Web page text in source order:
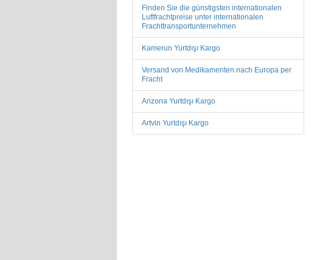
Finden Sie die günstigsten internationalen
Luftfrachtpreise unter internationalen
Frachttransportunternehmen
Kamerun Yurtdışı Kargo
Versand von Medikamenten nach Europa per
Fracht
Arizona Yurtdışı Kargo
Artvin Yurtdışı Kargo